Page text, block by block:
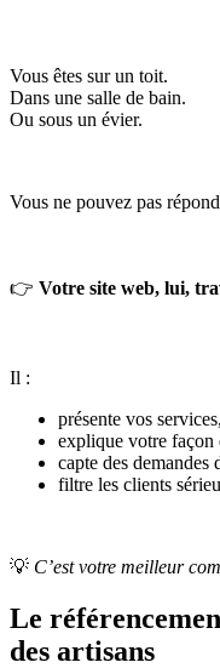
Vous êtes sur un toit.
Dans une salle de bain.
Ou sous un évier.
Vous ne pouvez pas
👉 Votre site web, lui,
Il :
présente vos services,
explique votre façon
capte des demandes
filtre les clients
💡 C’est votre meilleur
Le
des artisans